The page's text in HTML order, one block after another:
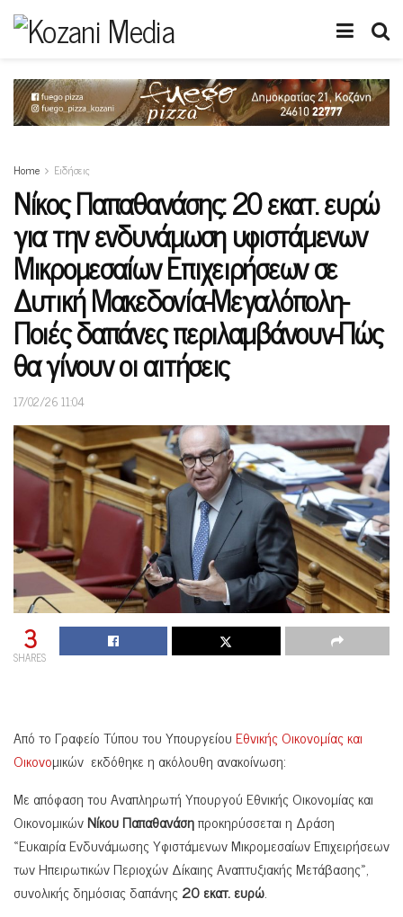
Home Ειδήσεις
Νίκος Παπαθανάσης: 20 εκατ. ευρώ
για την ενδυνάμωση υφιστάμενων
Μικρομεσαίων Επιχειρήσεων σε
Δυτική Μακεδονία-Μεγαλόπολη-
Ποιές δαπάνες περιλαμβάνουν-Πώς
θα γίνουν οι αιτήσεις
17/02/26 11:04
3
SHARES
Από το Γραφείο Τύπου του ΥπουργείουΕθνικής Οικονομίας και
Οικονομικών εκδόθηκε η ακόλουθη ανακοίνωση:
Με απόφαση του Αναπληρωτή Υπουργού Εθνικής Οικονομίας και
ΟικονομικώνΝίκου Παπαθανάσηπροκηρύσσεται η Δράση
«Ευκαιρία Ενδυνάμωσης Υφιστάμενων Μικρομεσαίων Επιχειρήσεων
των Ηπειρωτικών Περιοχών Δίκαιης Αναπτυξιακής Μετάβασης»,
συνολικής δημόσιας δαπάνης20 εκατ. ευρώ.